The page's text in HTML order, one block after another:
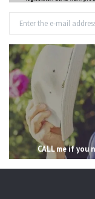
CALL me if you